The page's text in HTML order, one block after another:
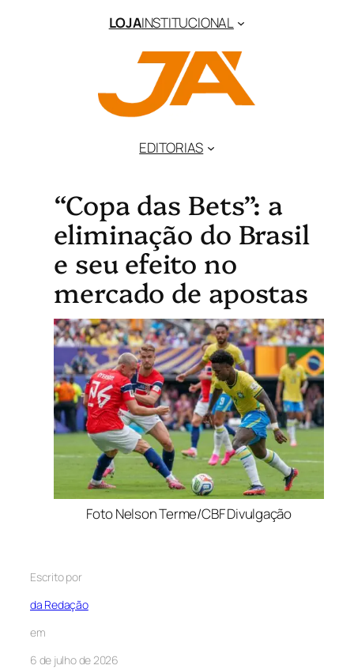
LOJAINSTITUCIONAL
EDITORIAS
“Copa das Bets”: a
eliminação do Brasil
e seu efeito no
mercado de apostas
Foto Nelson Terme/CBF Divulgação
Escrito por
da Redação
em
6 de julho de 2026